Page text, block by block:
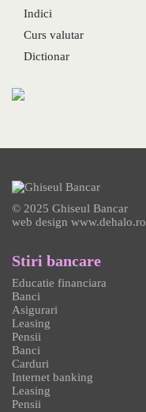
Indici
Curs valutar
Dictionar
© 2025 Ghiseul Bancar
web design www.dehalo.ro
Stiri bancare
Educatie financiara
Banci
Asigurari
Leasing
Pensii
Banci
Carduri
Internet banking
Leasing
Pensii